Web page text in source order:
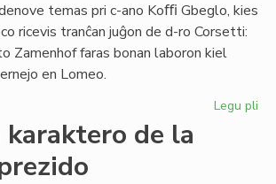
temas pri c-ano Koﬃ Gbeglo, kies
ricevis tranĉan juĝon de d-ro Corsetti:
Zamenhof faras bonan laboron kiel
en Lomeo.
Legu pli
karaktero de la